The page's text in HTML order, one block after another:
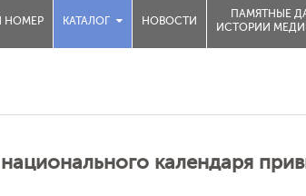
НОМЕР КАТАЛОГ НОВОСТИ
ПАМЯТНЫЕ
ИСТОРИИ
календаря